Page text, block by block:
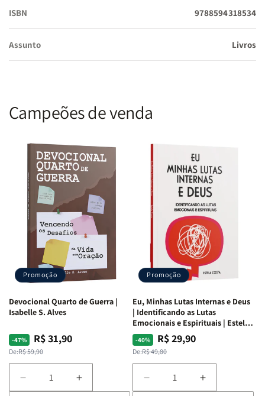
ISBN 9788594318534
Assunto Livros
Campeões de venda
Promoção
Devocional Quarto de Guerra |
Isabelle S. Alves
-47%
Preço
normal
De:R$ 59,90
Preço
promocional
R$ 31,90
Diminuir
Aumentar
Promoção
Eu, Minhas Lutas Internas e Deus
| Identificando as Lutas
Emocionais e Espirituais | Estela
Costa
-40%
Preço
normal
De:R$ 49,80
Preço
promocional
R$ 29,90
Diminuir
Aumentar